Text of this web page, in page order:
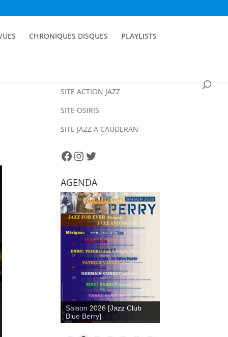
CHRONIQUES DISQUES PLAYLISTS
SITE ACTION JAZZ
SITE OSIRIS
SITE JAZZ A CAUDERAN
Facebook
Instagram
Twitter
AGENDA
Saison 2026 [Jazz Club
Blue Berry]